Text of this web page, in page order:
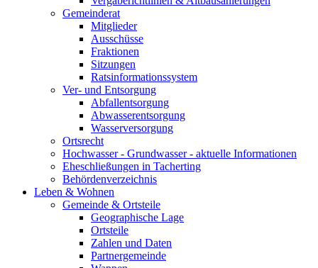
Gemeinderat
Mitglieder
Ausschüsse
Fraktionen
Sitzungen
Ratsinformationssystem
Ver- und Entsorgung
Abfallentsorgung
Abwasserentsorgung
Wasserversorgung
Ortsrecht
Hochwasser - Grundwasser - aktuelle Informationen
Eheschließungen in Tacherting
Behördenverzeichnis
Leben & Wohnen
Gemeinde & Ortsteile
Geographische Lage
Ortsteile
Zahlen und Daten
Partnergemeinde